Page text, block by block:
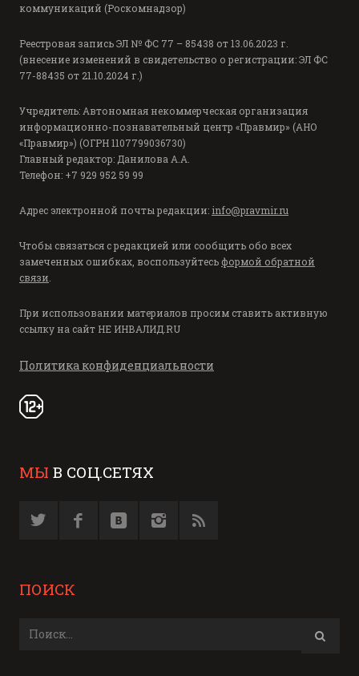
коммуникаций (Роскомнадзор)
Реестровая запись ЭЛ № ФС 77 – 85438 от 13.06.2023 г.
(внесение изменений в свидетельство о регистрации: ЭЛ ФС
77-88435 от 21.10.2024 г.)
Учредитель: Автономная некоммерческая организация
информационно-познавательный центр «Правмир» (АНО
«Правмир») (ОГРН 1107799036730)
Главный редактор: Данилова А.А.
Телефон: +7 929 952 59 99
Адрес электронной почты редакции: info@pravmir.ru
Чтобы связаться с редакцией или сообщить обо всех
замеченных ошибках, воспользуйтесь формой обратной
связи.
При использовании материалов просим ставить активную
ссылку на сайт НЕ ИНВАЛИД.RU
Политика конфиденциальности
МЫ В СОЦ.СЕТЯХ
ПОИСК